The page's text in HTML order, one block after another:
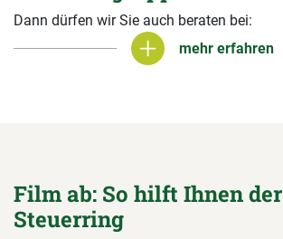
Dann dürfen wir Sie auch beraten bei:
mehr erfahren
mehr erfahren
Film ab: So hilft Ihnen der
Steuerring